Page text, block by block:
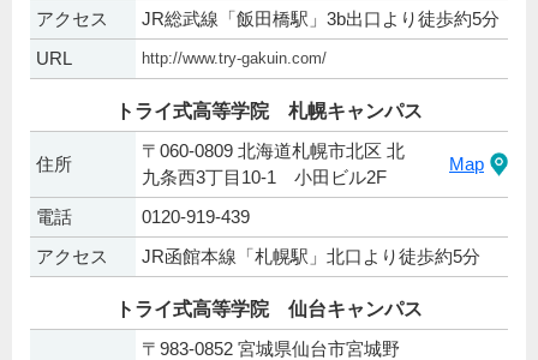
アクセス
JR総武線「飯田橋駅」3b出口より徒歩約5分
URL
http://www.try-gakuin.com/
トライ式高等学院 札幌キャンパス
住所
〒060-0809 北海道札幌市北区 北
九条西3丁目10-1 小田ビル2F
Map
電話
0120-919-439
アクセス
JR函館本線「札幌駅」北口より徒歩約5分
トライ式高等学院 仙台キャンパス
〒983-0852 宮城県仙台市宮城野